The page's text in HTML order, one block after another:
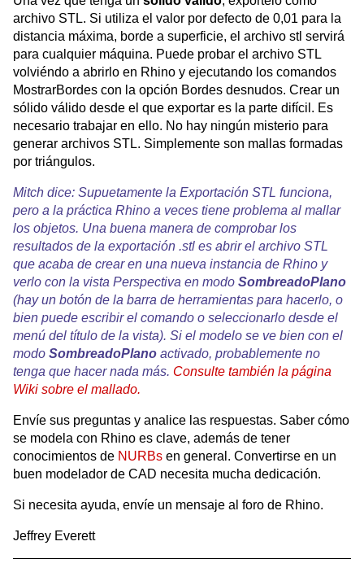
archivo STL. Si utiliza el valor por defecto de 0,01 para la
distancia máxima, borde a superficie, el archivo stl servirá
para cualquier máquina. Puede probar el archivo STL
volviéndo a abrirlo en Rhino y ejecutando los comandos
MostrarBordes con la opción Bordes desnudos. Crear un
sólido válido desde el que exportar es la parte difícil. Es
necesario trabajar en ello. No hay ningún misterio para
generar archivos STL. Simplemente son mallas formadas
por triángulos.
Mitch dice: Supuetamente la Exportación STL funciona,
pero a la práctica Rhino a veces tiene problema al mallar
los objetos. Una buena manera de comprobar los
resultados de la exportación .stl es abrir el archivo STL
que acaba de crear en una nueva instancia de Rhino y
verlo con la vista Perspectiva en modo SombreadoPlano
(hay un botón de la barra de herramientas para hacerlo, o
bien puede escribir el comando o seleccionarlo desde el
menú del título de la vista). Si el modelo se ve bien con el
modo SombreadoPlano activado, probablemente no
tenga que hacer nada más. Consulte también la página
Wiki sobre el mallado.
Envíe sus preguntas y analice las respuestas. Saber cómo
se modela con Rhino es clave, además de tener
conocimientos de NURBs en general. Convertirse en un
buen modelador de CAD necesita mucha dedicación.
Si necesita ayuda, envíe un mensaje al foro de Rhino.
Jeffrey Everett